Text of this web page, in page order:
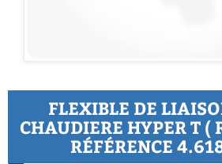
FLEXIBLE DE
CHAUDIERE HYPER T (
RÉFÉRENCE